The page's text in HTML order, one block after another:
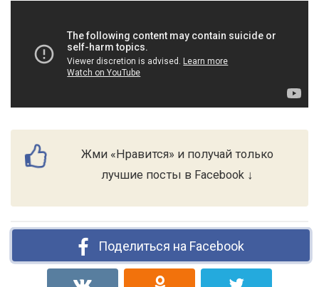
Жми «Нравится» и получай только
лучшие посты в Facebook ↓
Поделиться на Facebook